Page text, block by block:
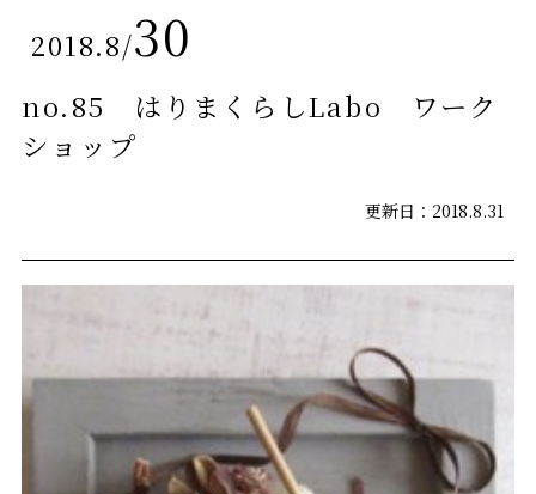
2018.8/30
no.85 はりまくらしLabo ワーク
ショップ
更新日：2018.8.31